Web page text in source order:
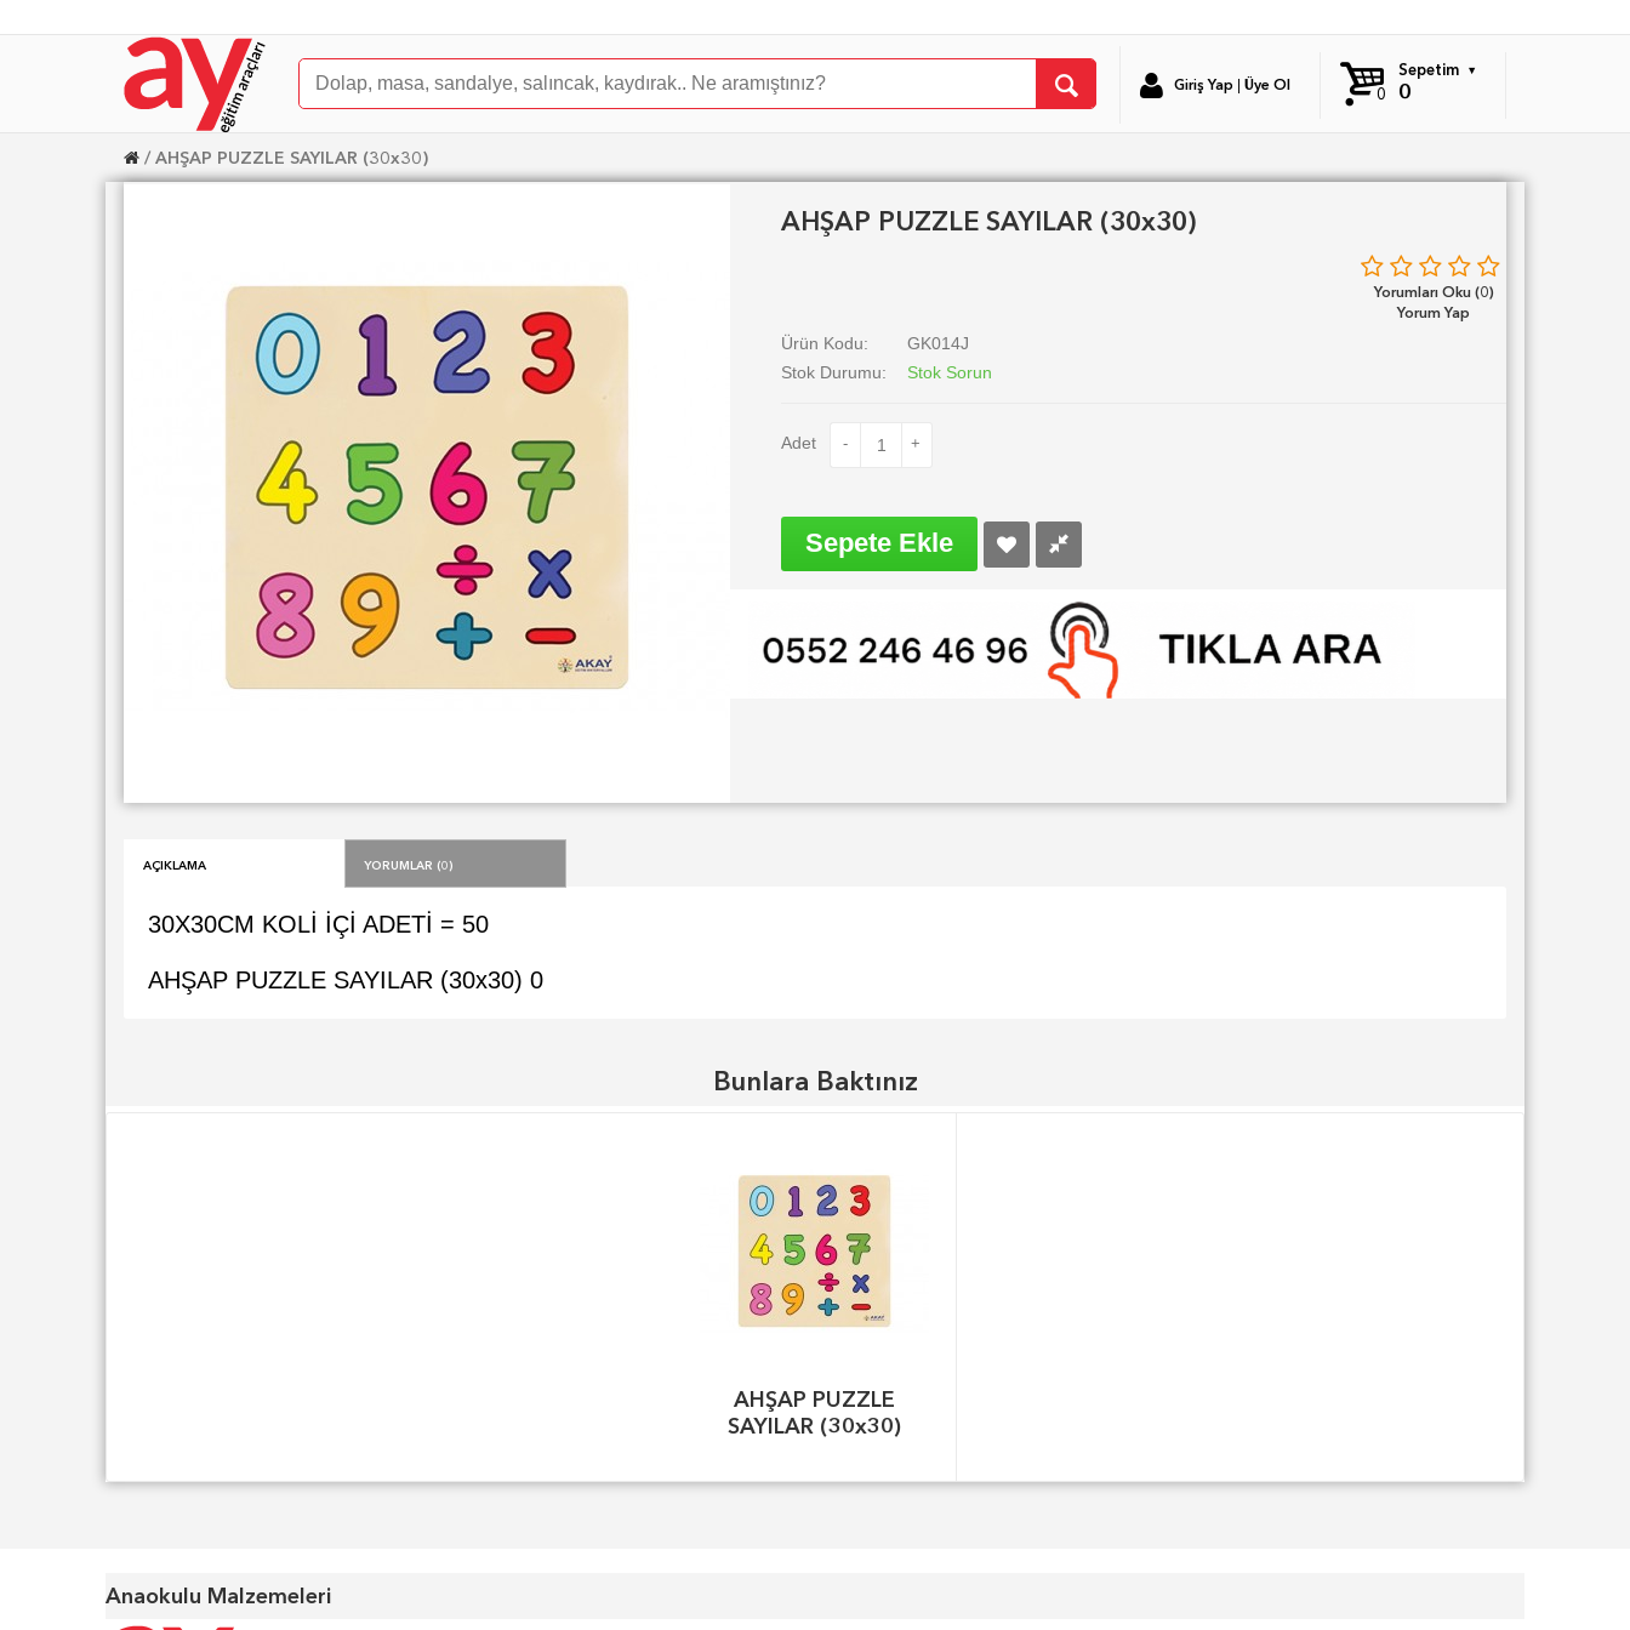
Giriş Yap Üye Ol
Sepetim
0
0
AHŞAP PUZZLE SAYILAR (30x30)
AHŞAP PUZZLE SAYILAR (30x30)
Yorumları Oku (0)
Yorum Yap
Ürün Kodu:
GK014J
Stok Durumu:
Stok Sorun
Adet - +
Sepete Ekle
Açıklama Yorumlar (0)
30X30CM KOLİ İÇİ ADETİ = 50
AHŞAP PUZZLE SAYILAR (30x30) 0
Bunlara Baktınız
AHŞAP PUZZLE
SAYILAR (30x30)
Anaokulu Malzemeleri